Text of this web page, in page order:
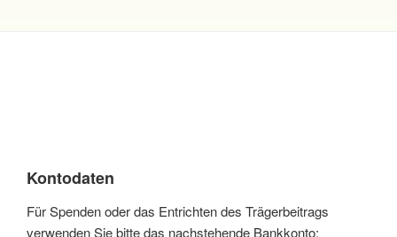
Kontodaten
Für Spenden oder das Entrichten des Trägerbeitrags
verwenden Sie bitte das nachstehende Bankkonto: